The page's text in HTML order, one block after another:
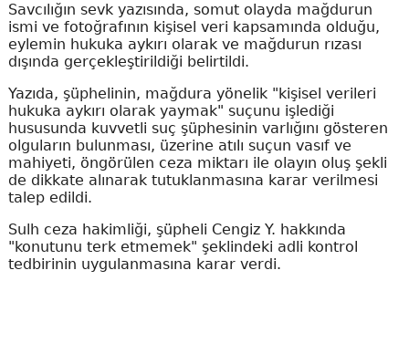
Savcılığın sevk yazısında, somut olayda mağdurun
ismi ve fotoğrafının kişisel veri kapsamında olduğu,
eylemin hukuka aykırı olarak ve mağdurun rızası
dışında gerçekleştirildiği belirtildi.
Yazıda, şüphelinin, mağdura yönelik "kişisel verileri
hukuka aykırı olarak yaymak" suçunu işlediği
hususunda kuvvetli suç şüphesinin varlığını gösteren
olguların bulunması, üzerine atılı suçun vasıf ve
mahiyeti, öngörülen ceza miktarı ile olayın oluş şekli
de dikkate alınarak tutuklanmasına karar verilmesi
talep edildi.
Sulh ceza hakimliği, şüpheli Cengiz Y. hakkında
"konutunu terk etmemek" şeklindeki adli kontrol
tedbirinin uygulanmasına karar verdi.